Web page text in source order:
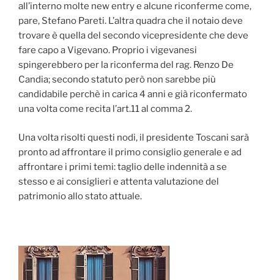
all’interno molte new entry e alcune riconferme come,
pare, Stefano Pareti. L’altra quadra che il notaio deve
trovare è quella del secondo vicepresidente che deve
fare capo a Vigevano. Proprio i vigevanesi
spingerebbero per la riconferma del rag. Renzo De
Candia; secondo statuto però non sarebbe più
candidabile perchè in carica 4 anni e già riconfermato
una volta come recita l’art.11 al comma 2.
Una volta risolti questi nodi, il presidente Toscani sarà
pronto ad affrontare il primo consiglio generale e ad
affrontare i primi temi: taglio delle indennità a se
stesso e ai consiglieri e attenta valutazione del
patrimonio allo stato attuale.